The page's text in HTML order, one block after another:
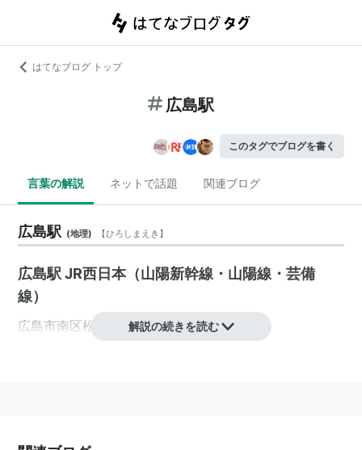
はてなブログ トップ
広島駅
このタグでブログを書く
言葉の解説 ネットで話題 関連ブログ
広島駅 (地理) 【ひろしまえき 】
広島駅 JR西日本（山陽新幹線・山陽線・芸備
線）
広島市南区松原町 にある、JR西日本の駅。
広島駅−三原駅
解説の続きを読む